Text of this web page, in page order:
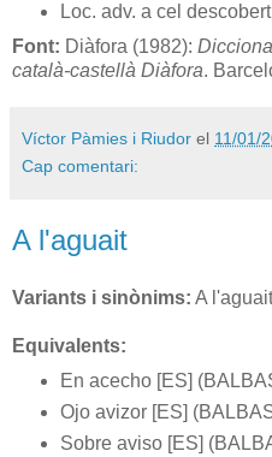
Loc. adv. a cel
Font: Diàfora (1982):
català-castellà Diàfora.
Víctor Pàmies i Riudor el 11/01/
Cap comentari:
A l'aguait
Variants i sinònims: A
Equivalents:
En acecho [ES]
Ojo avizor [ES]
Sobre aviso [ES]